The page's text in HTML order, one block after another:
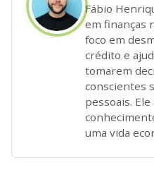
Fábio
em finanças
foco em
crédito e
tomarem
conscientes
pessoais.
uma vida